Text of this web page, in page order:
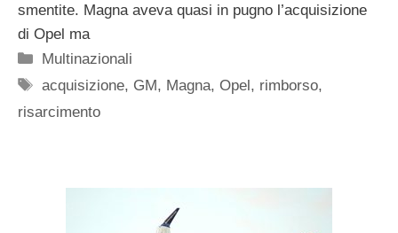
smentite. Magna aveva quasi in pugno l’acquisizione
di Opel ma
Categorie
Multinazionali
Tag
acquisizione, GM, Magna,Opel, rimborso,
risarcimento